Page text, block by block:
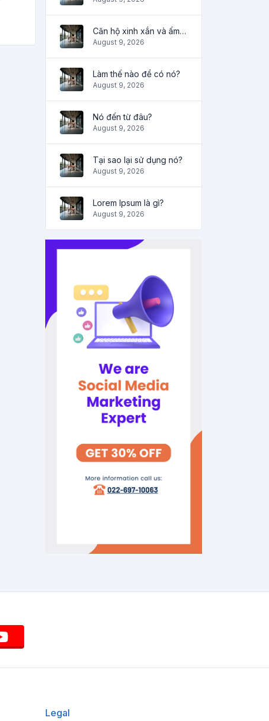
Căn hộ xinh xắn và ấm cúng
August 9, 2026
Làm thế nào để có nó?
August 9, 2026
Nó đến từ đâu?
August 9, 2026
Tại sao lại sử dụng nó?
August 9, 2026
Lorem Ipsum là gì?
August 9, 2026
Legal